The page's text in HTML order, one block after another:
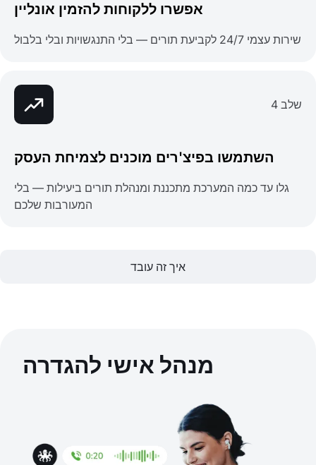
אפשרו ללקוחות להזמין אונליין
שירות עצמי 24/7 לקביעת תורים — בלי התנגשויות ובלי בלבול
שלב 4
השתמשו בפיצ'רים מוכנים לצמיחת העסק
גלו עד כמה המערכת מתכננת ומנהלת תורים ביעילות — בלי
המעורבות שלכם
איך זה עובד
מנהל אישי להגדרה